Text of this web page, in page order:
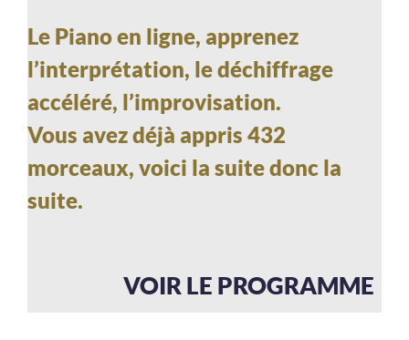
Le Piano en ligne, apprenez
l’interprétation, le déchiffrage
accéléré, l’improvisation.
Vous avez déjà appris 432
morceaux, voici la suite donc la
suite.
VOIR LE PROGRAMME